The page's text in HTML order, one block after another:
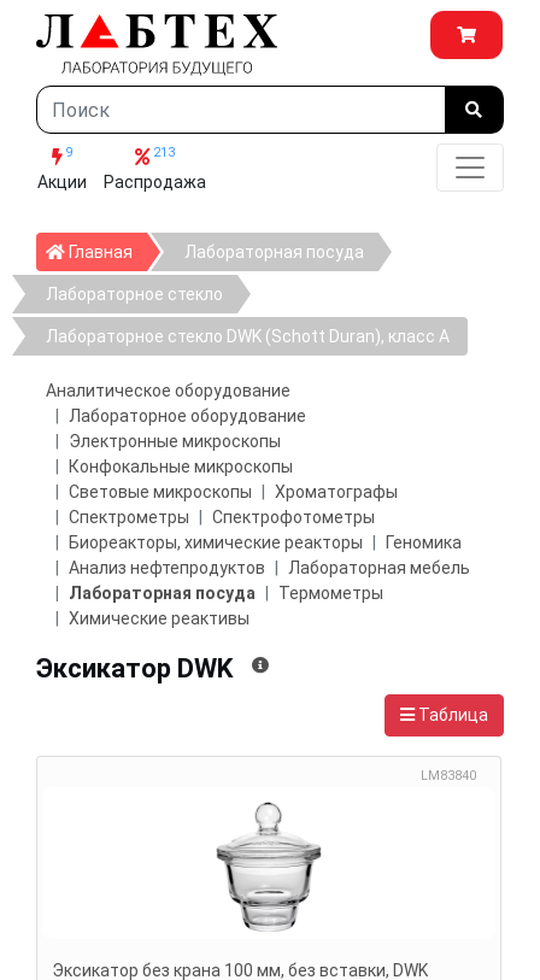
9
Акции
213
Распродажа
Главная ГлавнаяЛабораторная посуда
Лабораторное стекло
Лабораторное стекло DWK (Schott Duran), класс А
Аналитическое оборудование
Лабораторное оборудование
Электронные микроскопы
Конфокальные микроскопы
Световые микроскопы
Хроматографы
Спектрометры
Спектрофотометры
Биореакторы, химические реакторы
Геномика
Анализ нефтепродуктов
Лабораторная мебель
Лабораторная посуда
Термометры
Химические реактивы
Эксикатор DWK
Таблица
LM83840
Эксикатор без крана 100 мм, без вставки, DWK